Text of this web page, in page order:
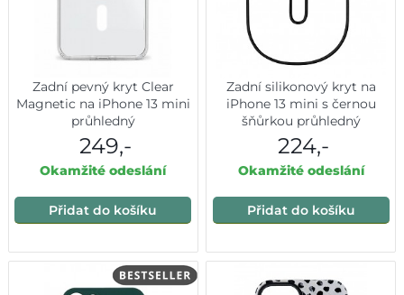
Zadní pevný kryt Clear
Magnetic na iPhone 13 mini
průhledný
249,-
Okamžité odeslání
Přidat do košíku
Zadní silikonový kryt na
iPhone 13 mini s černou
šňůrkou průhledný
224,-
Okamžité odeslání
Přidat do košíku